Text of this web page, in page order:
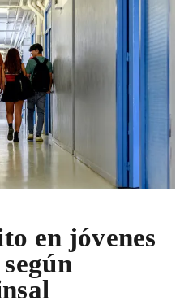
en jóvenes